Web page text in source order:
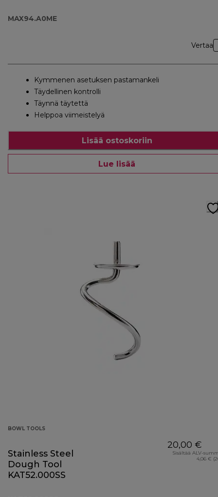
MAX94.A0ME
Vertaa
Kymmenen asetuksen pastamankeli
Täydellinen kontrolli
Täynnä täytettä
Helppoa viimeistelyä
Lisää ostoskoriin
Lue lisää
BOWL TOOLS
Stainless Steel
Dough Tool
KAT52.000SS
20,00 €
Sisältää ALV-
4,06 €